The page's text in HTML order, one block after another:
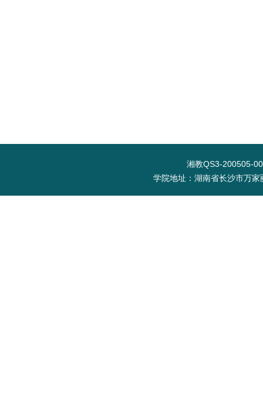
湘教QS3-200505-
学院地址：湖南省长沙市万